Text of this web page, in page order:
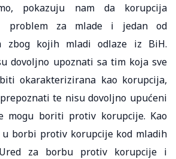
pokazuju nam da korupcija
problem za mlade i jedan od
zbog kojih mladi odlaze iz BiH.
dovoljno upoznati sa tim koja sve
okarakterizirana kao korupcija,
te nisu dovoljno upućeni
mogu boriti protiv korupcije. Kao
borbi protiv korupcije kod mladih
za borbu protiv korupcije i